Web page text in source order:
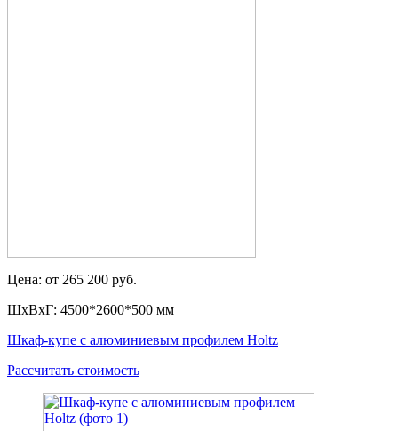
Цена: от 265 200 руб.
ШxВxГ: 4500*2600*500 мм
Шкаф-купе с алюминиевым профилем Holtz
Рассчитать стоимость